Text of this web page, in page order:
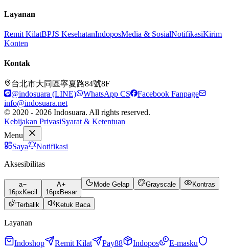
Layanan
Remit KilatBPJS KesehatanIndoposMedia & SosialNotifikasiKirim
Konten
Kontak
台北市大同區寧夏路84號8F
@indosuara (LINE)
WhatsApp CS
Facebook Fanpage
info@indosuara.net
© 2020 - 2026 Indosuara. All rights reserved.
Kebijakan PrivasiSyarat & Ketentuan
Menu
Saya
Notifikasi
Aksesibilitas
a
16px Kecil
A
16px Besar
Mode Gelap Grayscale Kontras
Terbalik Ketuk Baca
Layanan
Indoshop Remit Kilat Pay88 Indopos
E-masku